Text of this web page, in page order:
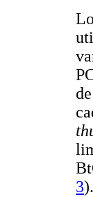
3).